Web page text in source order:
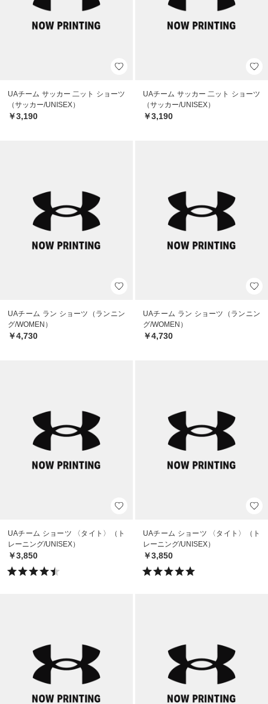
UAチーム サッカー 二ット ショーツ
（サッカー/UNISEX）
￥3,190
UAチーム サッカー 二ット ショーツ
（サッカー/UNISEX）
￥3,190
UAチーム ラン ショーツ（ランニン
グ/WOMEN）
￥4,730
UAチーム ラン ショーツ（ランニン
グ/WOMEN）
￥4,730
UAチーム ショーツ 〈タイト〉（ト
レーニング/UNISEX）
￥3,850
UAチーム ショーツ 〈タイト〉（ト
レーニング/UNISEX）
￥3,850